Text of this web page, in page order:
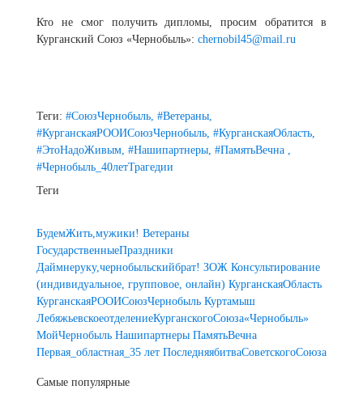
Кто не смог получить дипломы, просим обратится в
Курганский Союз «Чернобыль»: chernobil45@mail.ru
Теги: #СоюзЧернобыль, #Ветераны,
#КурганскаяРООИСоюзЧернобыль, #КурганскаяОбласть,
#ЭтоНадоЖивым, #Нашипартнеры, #ПамятьВечна ,
#Чернобыль_40летТрагедии
Теги
БудемЖить,мужики! Ветераны
ГосударственныеПраздники
Даймнеруку,чернобыльскийбрат! ЗОЖ Консультирование
(индивидуальное, групповое, онлайн) КурганскаяОбласть
КурганскаяРООИСоюзЧернобыль Куртамыш
ЛебяжьевскоеотделениеКурганскогоСоюза«Чернобыль»
МойЧернобыль Нашипартнеры ПамятьВечна
Первая_областная_35 лет ПоследняябитваСоветскогоСоюза
Самые популярные